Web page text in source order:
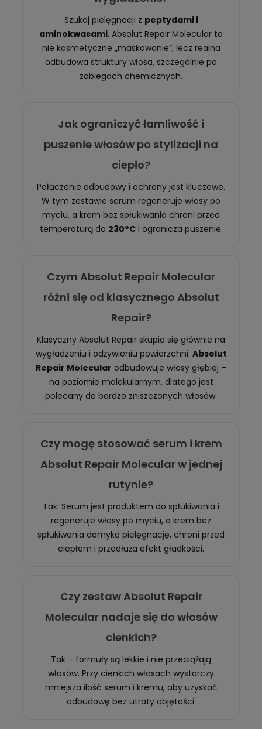
Szukaj pielęgnacji z peptydami i
aminokwasami. Absolut Repair Molecular to
nie kosmetyczne „maskowanie”, lecz realna
odbudowa struktury włosa, szczególnie po
zabiegach chemicznych.
Jak ograniczyć łamliwość i
puszenie włosów po stylizacji na
ciepło?
Połączenie odbudowy i ochrony jest kluczowe.
W tym zestawie serum regeneruje włosy po
myciu, a krem bez spłukiwania chroni przed
temperaturą do 230°Ci ogranicza puszenie.
Czym Absolut Repair Molecular
różni się od klasycznego Absolut
Repair?
Klasyczny Absolut Repair skupia się głównie na
wygładzeniu i odżywieniu powierzchni. Absolut
Repair Molecular odbudowuje włosy głębiej –
na poziomie molekularnym, dlatego jest
polecany do bardzo zniszczonych włosów.
Czy mogę stosować serum i krem
Absolut Repair Molecular w jednej
rutynie?
Tak. Serum jest produktem do spłukiwania i
regeneruje włosy po myciu, a krem bez
spłukiwania domyka pielęgnację, chroni przed
ciepłem i przedłuża efekt gładkości.
Czy zestaw Absolut Repair
Molecular nadaje się do włosów
cienkich?
Tak – formuły są lekkie i nie przeciążają
włosów. Przy cienkich włosach wystarczy
mniejsza ilość serum i kremu, aby uzyskać
odbudowę bez utraty objętości.